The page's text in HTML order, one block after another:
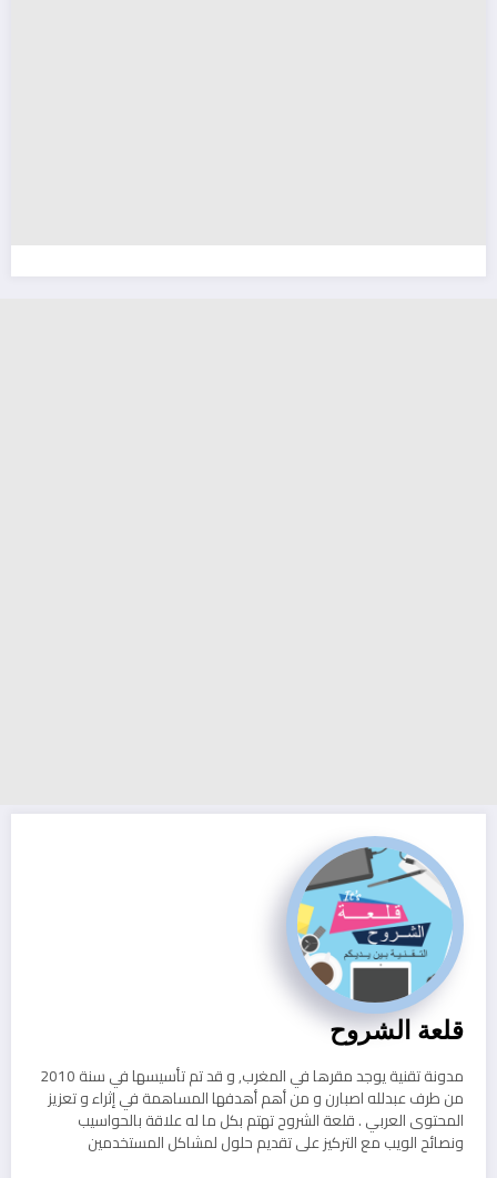
قلعة الشروح
مدونة تقنية يوجد مقرها في المغرب, و قد تم تأسيسها في سنة 2010
من طرف عبدلله اصبارن و من أهم أهدفها المساهمة في إثراء و تعزيز
المحتوى العربي . قلعة الشروح تهتم بكل ما له علاقة بالحواسيب
ونصائح الويب مع التركيز على تقديم حلول لمشاكل المستخدمين